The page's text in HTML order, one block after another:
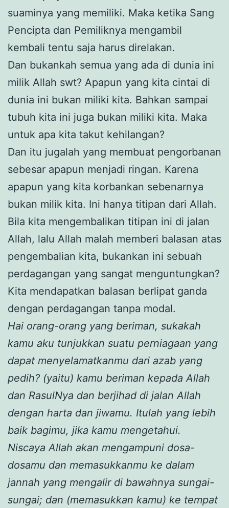
suaminya yang memiliki. Maka ketika Sang
Pencipta dan Pemiliknya mengambil
kembali tentu saja harus direlakan.
Dan bukankah semua yang ada di dunia ini
milik Allah swt? Apapun yang kita cintai di
dunia ini bukan miliki kita. Bahkan sampai
tubuh kita ini juga bukan miliki kita. Maka
untuk apa kita takut kehilangan?
Dan itu jugalah yang membuat pengorbanan
sebesar apapun menjadi ringan. Karena
apapun yang kita korbankan sebenarnya
bukan milik kita. Ini hanya titipan dari Allah.
Bila kita mengembalikan titipan ini di jalan
Allah, lalu Allah malah memberi balasan atas
pengembalian kita, bukankan ini sebuah
perdagangan yang sangat menguntungkan?
Kita mendapatkan balasan berlipat ganda
dengan perdagangan tanpa modal.
Hai orang-orang yang beriman, sukakah
kamu aku tunjukkan suatu perniagaan yang
dapat menyelamatkanmu dari azab yang
pedih? (yaitu) kamu beriman kepada Allah
dan RasulNya dan berjihad di jalan Allah
dengan harta dan jiwamu. Itulah yang lebih
baik bagimu, jika kamu mengetahui.
Niscaya Allah akan mengampuni dosa-
dosamu dan memasukkanmu ke dalam
jannah yang mengalir di bawahnya sungai-
sungai; dan (memasukkan kamu) ke tempat